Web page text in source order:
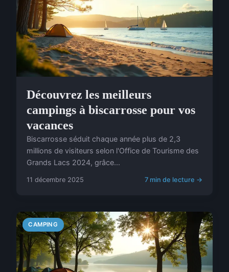
Découvrez les meilleurs
campings à biscarrosse pour vos
vacances
Biscarrosse séduit chaque année plus de 2,3
millions de visiteurs selon l'Office de Tourisme des
Grands Lacs 2024, grâce...
11 décembre 2025 7 min de lecture →
CAMPING